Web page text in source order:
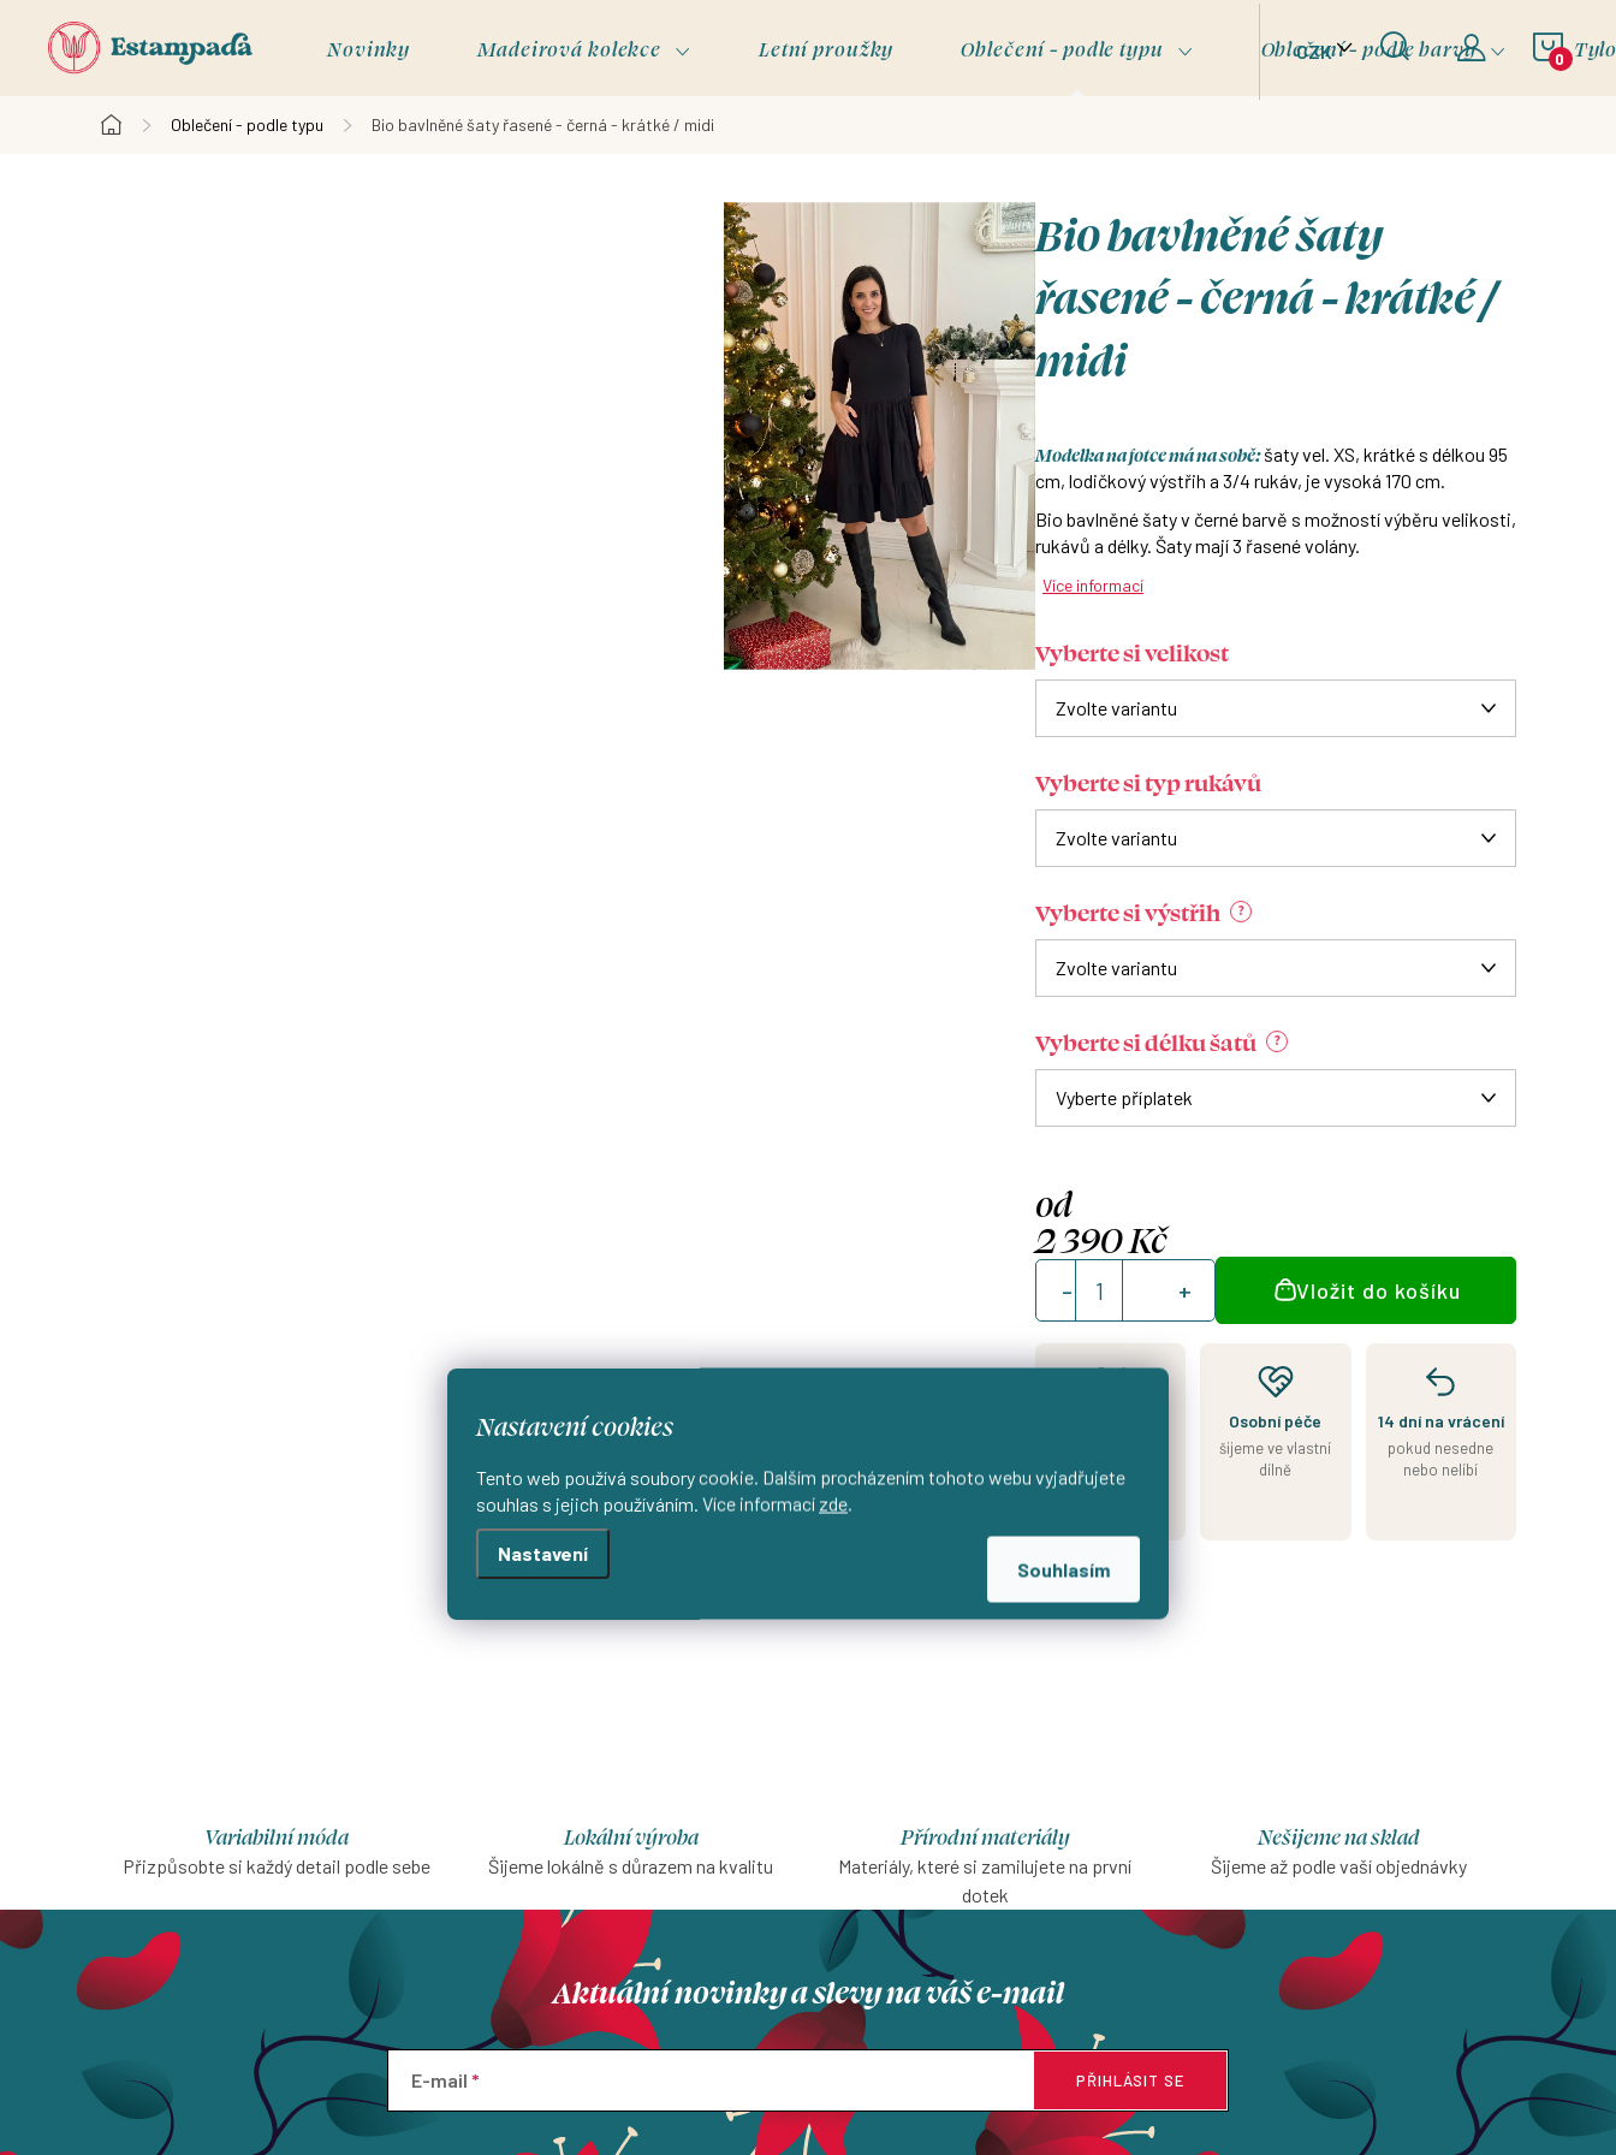
Nastavení cookies
Tento web používá soubory cookie. Dalším procházením tohoto webu vyjadřujete
souhlas s jejich používáním. Více informací zde.
Nastavení
Souhlasím
CZK
Novinky Madeirová kolekce Letní proužky Oblečení - podle typu Oblečení - podle barvy
Domů
Oblečení - podle typu Bio bavlněné šaty řasené - černá - krátké / midi
Bio bavlněné šaty
řasené - černá - krátké /
midi
Modelka na fotce má na sobě:šaty vel. XS, krátké s délkou 95
cm, lodičkový výstřih a 3/4 rukáv, je vysoká 170 cm.
Bio bavlněné šaty v černé barvě s možností výběru velikosti,
rukávů a délky. Šaty mají 3 řasené volány.
Více informací
Vyberte si velikost
Vyberte si typ rukávů
Vyberte si výstřih ?
Vyberte si délku šatů ?
od
2 390 Kč
Měrná
cena:
Vložit do košíku
7–14 dní od
Osobní péče
šijeme ve vlastní
dílně
14 dní na vrácení
pokud nesedne
nebo nelíbí
Variabilní móda
Přizpůsobte si každý detail podle sebe
Lokální výroba
Šijeme lokálně s důrazem na kvalitu
Přírodní materiály
Materiály, které si zamilujete na první
dotek
Nešijeme na sklad
Šijeme až podle vaší objednávky
Aktuální novinky a slevy na váš e-mail
E-mail PŘIHLÁSIT SE